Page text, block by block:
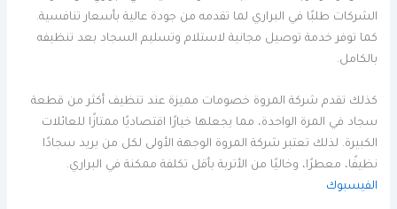
الشركات طلبًا في البراري لما تقدمه من جودة عالية بأسعار تنافسية.
كما توفر خدمة توصيل مجانية لاستلام وتسليم السجاد بعد تنظيفه
بالكامل.
كذلك تقدم شركة المروة خصومات مميزة عند تنظيف أكثر من قطعة
سجاد في المرة الواحدة، مما يجعلها خيارًا اقتصاديًا ممتازًا للعائلات
الكبيرة. لذلك تعتبر شركة المروة الوجهة الأولى لكل من يريد سجادًا
نظيفًا، معطرًا، وخاليًا من الأتربة بأقل تكلفة ممكنة في البراري.
الفيسبوك